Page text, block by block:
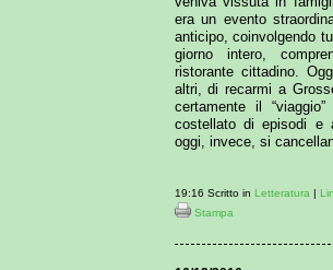
era un evento
anticipo, coinvolgendo
giorno intero,
ristorante cittadino.
altri, di recarmi a
certamente il
costellato di episodi e
oggi, invece, si
19:16 Scritto in Letteratura |
Stampa